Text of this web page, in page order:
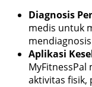
Diagnosis
medis untuk
Aplikasi
MyFitnessPal
aktivitas